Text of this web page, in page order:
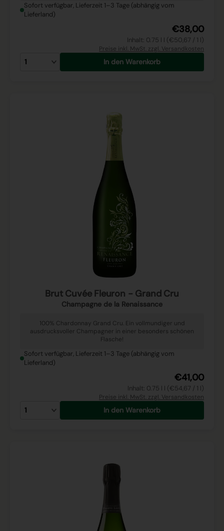
Sofort verfügbar, Lieferzeit 1–3 Tage (abhängig vom
Lieferland)
€38,00
Inhalt: 0.75 l l (€50,67 / 1 l)
Preise inkl. MwSt. zzgl. Versandkosten
In den Warenkorb
Brut Cuvée Fleuron - Grand Cru
Champagne de la Renaissance
100% Chardonnay Grand Cru. Ein vollmundiger und
ausdrucksvoller Champagner in einer besonders schönen
Flasche!
Sofort verfügbar, Lieferzeit 1–3 Tage (abhängig vom
Lieferland)
€41,00
Inhalt: 0.75 l l (€54,67 / 1 l)
Preise inkl. MwSt. zzgl. Versandkosten
In den Warenkorb